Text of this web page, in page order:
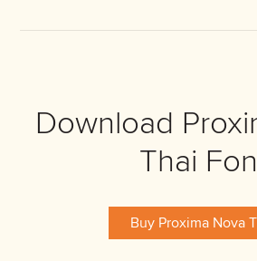
Download
Thai
Buy Proxima Nova